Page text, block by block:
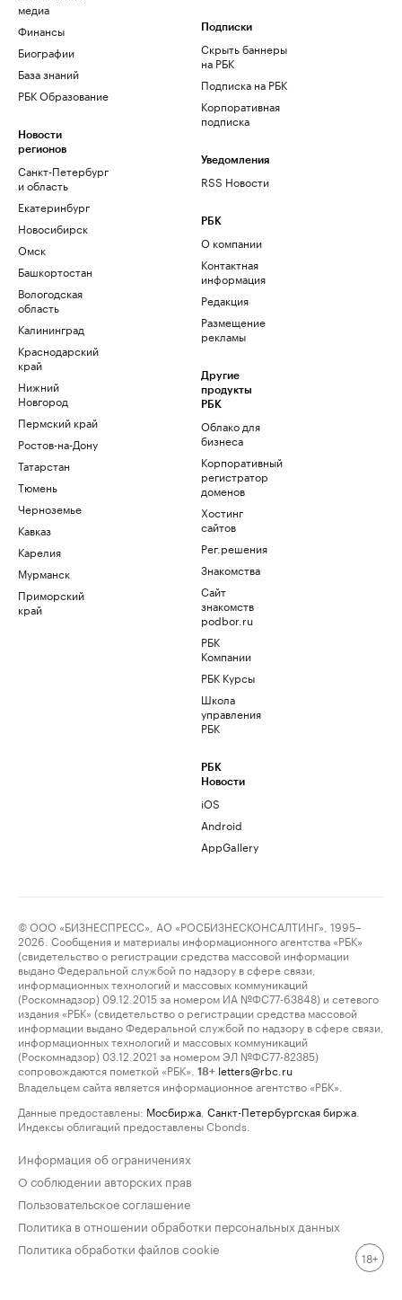
медиа
Финансы
Биографии
База знаний
РБК Образование
Новости
регионов
Санкт-Петербург
и область
Екатеринбург
Новосибирск
Омск
Башкортостан
Вологодская
область
Калининград
Краснодарский
край
Нижний
Новгород
Пермский край
Ростов-на-Дону
Татарстан
Тюмень
Черноземье
Кавказ
Карелия
Мурманск
Приморский
край
Подписки
Скрыть баннеры
на РБК
Подписка на РБК
Корпоративная
подписка
Уведомления
RSS Новости
РБК
О компании
Контактная
информация
Редакция
Размещение
рекламы
Другие
продукты
РБК
Облако для
бизнеса
Корпоративный
регистратор
доменов
Хостинг
сайтов
Рег.решения
Знакомства
Сайт
знакомств
podbor.ru
РБК
Компании
РБК Курсы
Школа
управления
РБК
РБК
Новости
iOS
Android
AppGallery
© ООО «БИЗНЕСПРЕСС», АО «РОСБИЗНЕСКОНСАЛТИНГ», 1995–
2026. Сообщения и материалы информационного агентства «РБК»
(свидетельство о регистрации средства массовой информации
выдано Федеральной службой по надзору в сфере связи,
информационных технологий и массовых коммуникаций
(Роскомнадзор) 09.12.2015 за номером ИА №ФС77-63848) и сетевого
издания «РБК» (свидетельство о регистрации средства массовой
информации выдано Федеральной службой по надзору в сфере связи,
информационных технологий и массовых коммуникаций
(Роскомнадзор) 03.12.2021 за номером ЭЛ №ФС77-82385)
сопровождаются пометкой «РБК».
18+ letters@rbc.ru
Владельцем сайта является информационное агентство «РБК».
Данные предоставлены: Мосбиржа Санкт-Петербургская биржа
Индексы облигаций предоставлены Cbonds.
Информация об ограничениях
О соблюдении авторских прав
Пользовательское соглашение
Политика в отношении обработки персональных данных
Политика обработки файлов cookie
18+